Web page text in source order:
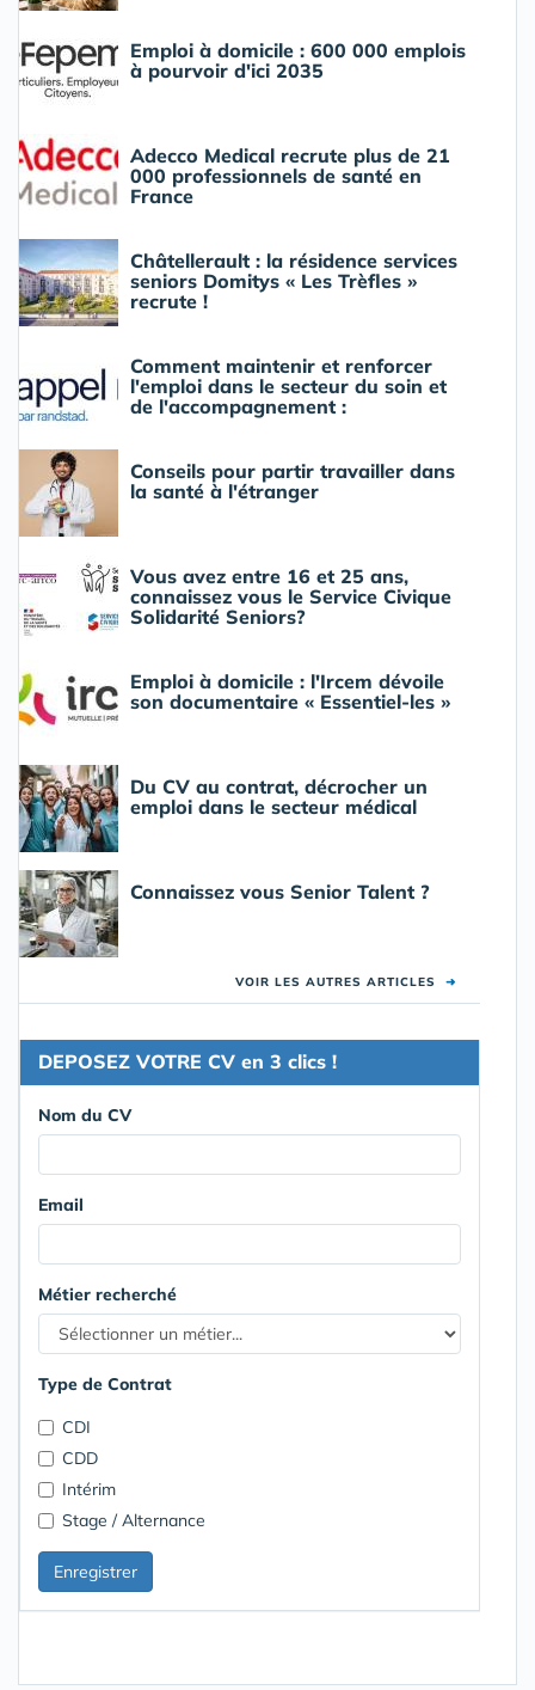
Emploi à domicile : 600 000 emplois
à pourvoir d'ici 2035
Adecco Medical recrute plus de 21
000 professionnels de santé en
France
Châtellerault : la résidence services
seniors Domitys « Les Trèfles »
recrute !
Comment maintenir et renforcer
l'emploi dans le secteur du soin et
de l'accompagnement :
Conseils pour partir travailler dans
la santé à l'étranger
Vous avez entre 16 et 25 ans,
connaissez vous le Service Civique
Solidarité Seniors?
Emploi à domicile : l'Ircem dévoile
son documentaire « Essentiel-les »
Du CV au contrat, décrocher un
emploi dans le secteur médical
Connaissez vous Senior Talent ?
VOIR LES AUTRES ARTICLES ➜
DEPOSEZ VOTRE CV en 3 clics !
Nom du CV
Email
Métier recherché
Type de Contrat
CDI
CDD
Intérim
Stage / Alternance